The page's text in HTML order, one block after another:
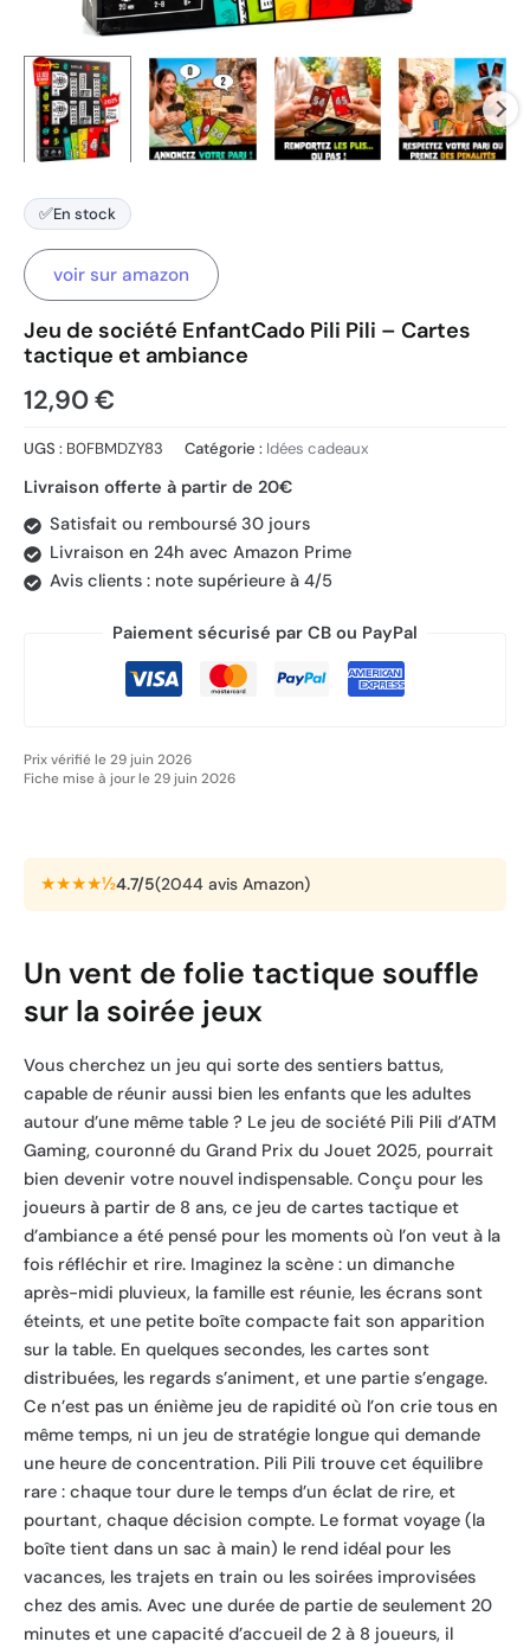
✅En stock
voir sur amazon
Jeu de société EnfantCado Pili Pili – Cartes
tactique et ambiance
12,90€
UGS : B0FBMDZY83 Catégorie : Idées cadeaux
Livraison offerte à partir de 20€
Satisfait ou remboursé 30 jours
Livraison en 24h avec Amazon Prime
Avis clients : note supérieure à 4/5
Paiement sécurisé par CB ou PayPal
Prix vérifié le 29 juin 2026
Fiche mise à jour le 29 juin 2026
★★★★½4.7/5(2044 avis Amazon)
Un vent de folie tactique souffle
sur la soirée jeux
Vous cherchez un jeu qui sorte des sentiers battus,
capable de réunir aussi bien les enfants que les adultes
autour d’une même table ? Le jeu de société Pili Pili d’ATM
Gaming, couronné du Grand Prix du Jouet 2025, pourrait
bien devenir votre nouvel indispensable. Conçu pour les
joueurs à partir de 8 ans, ce jeu de cartes tactique et
d’ambiance a été pensé pour les moments où l’on veut à la
fois réfléchir et rire. Imaginez la scène : un dimanche
après-midi pluvieux, la famille est réunie, les écrans sont
éteints, et une petite boîte compacte fait son apparition
sur la table. En quelques secondes, les cartes sont
distribuées, les regards s’animent, et une partie s’engage.
Ce n’est pas un énième jeu de rapidité où l’on crie tous en
même temps, ni un jeu de stratégie longue qui demande
une heure de concentration. Pili Pili trouve cet équilibre
rare : chaque tour dure le temps d’un éclat de rire, et
pourtant, chaque décision compte. Le format voyage (la
boîte tient dans un sac à main) le rend idéal pour les
vacances, les trajets en train ou les soirées improvisées
chez des amis. Avec une durée de partie de seulement 20
minutes et une capacité d’accueil de 2 à 8 joueurs, il